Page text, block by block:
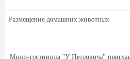
Размещение домашних животных
Мини-гостиница "У Петровича"